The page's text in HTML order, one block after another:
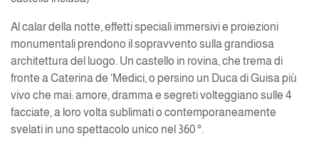
Al calar della notte, effetti speciali immersivi e proiezioni
monumentali prendono il sopravvento sulla grandiosa
architettura del luogo. Un castello in rovina, che trema di
fronte a Caterina de ‘Medici, o persino un Duca di Guisa più
vivo che mai: amore, dramma e segreti volteggiano sulle 4
facciate, a loro volta sublimati o contemporaneamente
svelati in uno spettacolo unico nel 360 °.